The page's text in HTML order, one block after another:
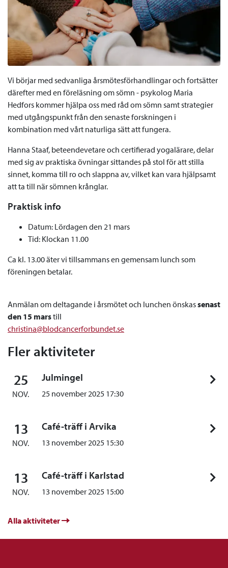
Vi börjar med sedvanliga årsmötesförhandlingar och fortsätter
därefter med en föreläsning om sömn - psykolog Maria
Hedfors kommer hjälpa oss med råd om sömn samt strategier
med utgångspunkt från den senaste forskningen i
kombination med vårt naturliga sätt att fungera.
Hanna Staaf, beteendevetare och certifierad yogalärare, delar
med sig av praktiska övningar sittandes på stol för att stilla
sinnet, komma till ro och slappna av, vilket kan vara hjälpsamt
att ta till när sömnen krånglar.
Praktisk info
Datum: Lördagen den 21 mars
Tid: Klockan 11.00
Ca kl. 13.00 äter vi tillsammans en gemensam lunch som
föreningen betalar.
Anmälan om deltagande i årsmötet och lunchen önskassenast
den 15 marstill
christina@blodcancerforbundet.se
Fler aktiviteter
25
NOV.
Julmingel
25 november 2025 17:30
13
NOV.
Café-träff i Arvika
13 november 2025 15:30
13
NOV.
Café-träff i Karlstad
13 november 2025 15:00
Alla aktiviteter